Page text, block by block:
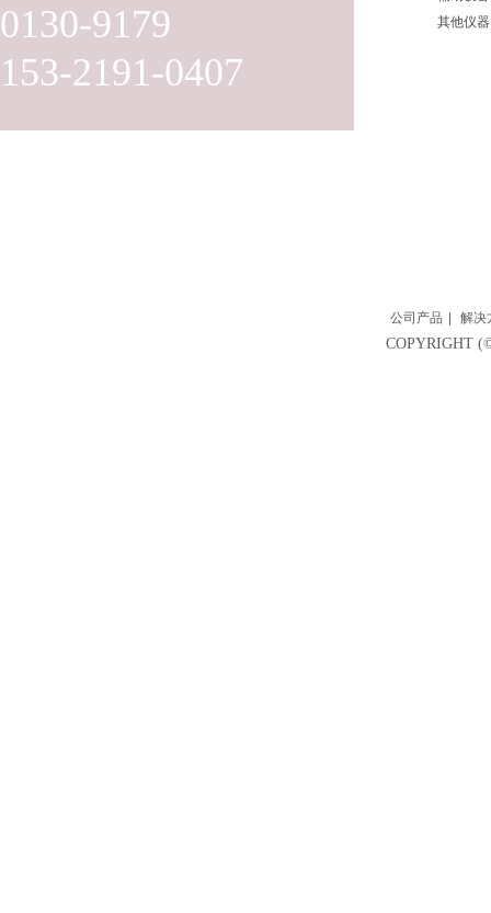
0130-9179
153-2191-0407
其他仪器
公司产品 解决
COPYRIGHT